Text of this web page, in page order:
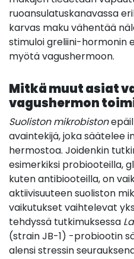
ruoansulatuskanavassa
karvas maku vähentää
stimuloi greliini-hormonin
myötä vagushermoon.
Mitkä muut asiat
vagushermon
Suoliston mikrobiston
avaintekijä, joka säätelee
hermostoa. Joidenkin
esimerkiksi probiooteilla,
kuten antibiooteilla, on
aktiivisuuteen suoliston
vaikutukset vaihtelevat
tehdyssä tutkimuksessa
(strain JB-1) -probiootin
alensi stressin